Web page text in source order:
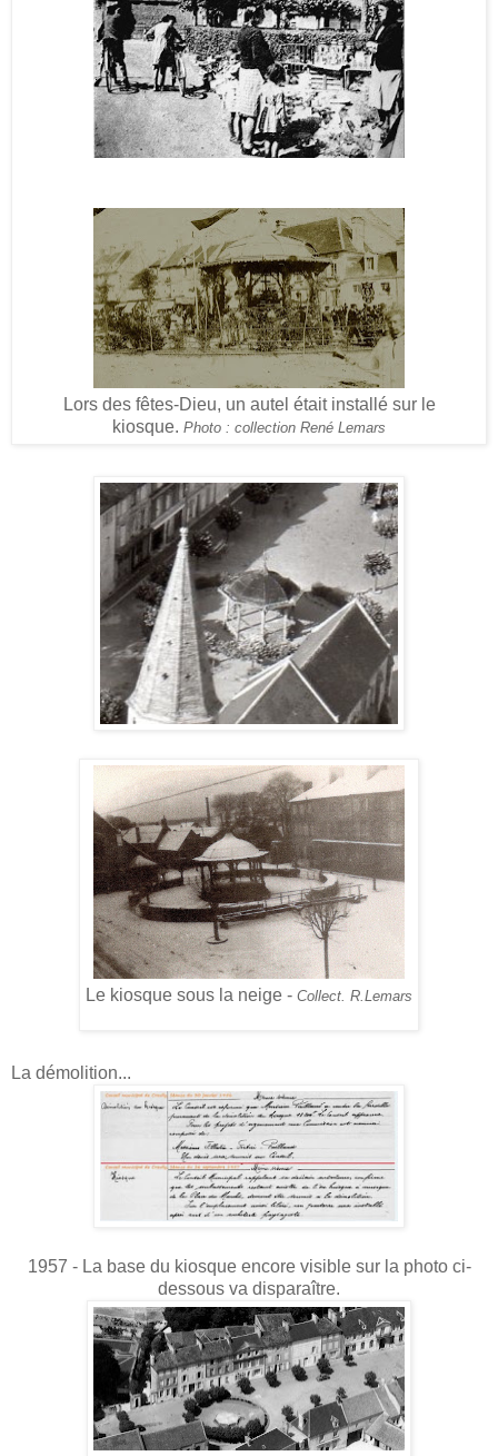
Lors des fêtes-Dieu, un autel était installé sur le
kiosque. Photo : collection René Lemars
Le kiosque sous la neige - Collect. R.Lemars
La démolition...
1957 - La base du kiosque encore visible sur la photo ci-
dessous va disparaître.